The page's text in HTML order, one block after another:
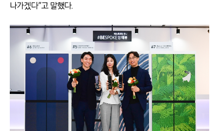
나가겠다”고 말했다.